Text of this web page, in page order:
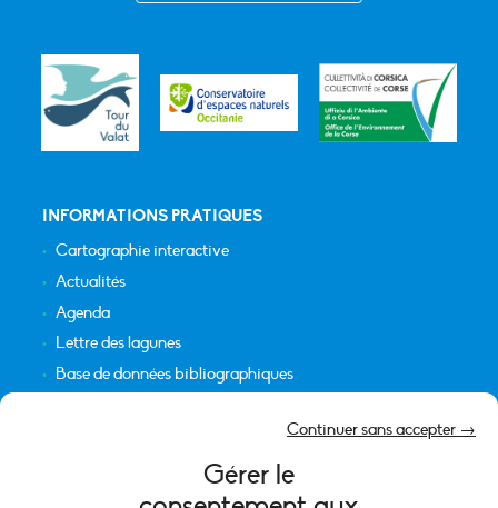
Gérer le
Continuer sans accepter →
INFORMATIONS PRATIQUES
Cartographie interactive
Actualités
Agenda
Lettre des lagunes
Base de données bibliographiques